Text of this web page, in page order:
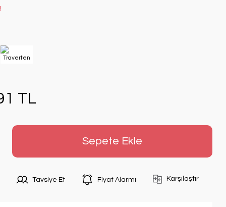
TL
Sepete Ekle
Tavsiye Et Fiyat Alarmı Karşılaştır